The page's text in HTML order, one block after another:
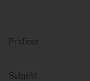
Profese:
Subjekt: